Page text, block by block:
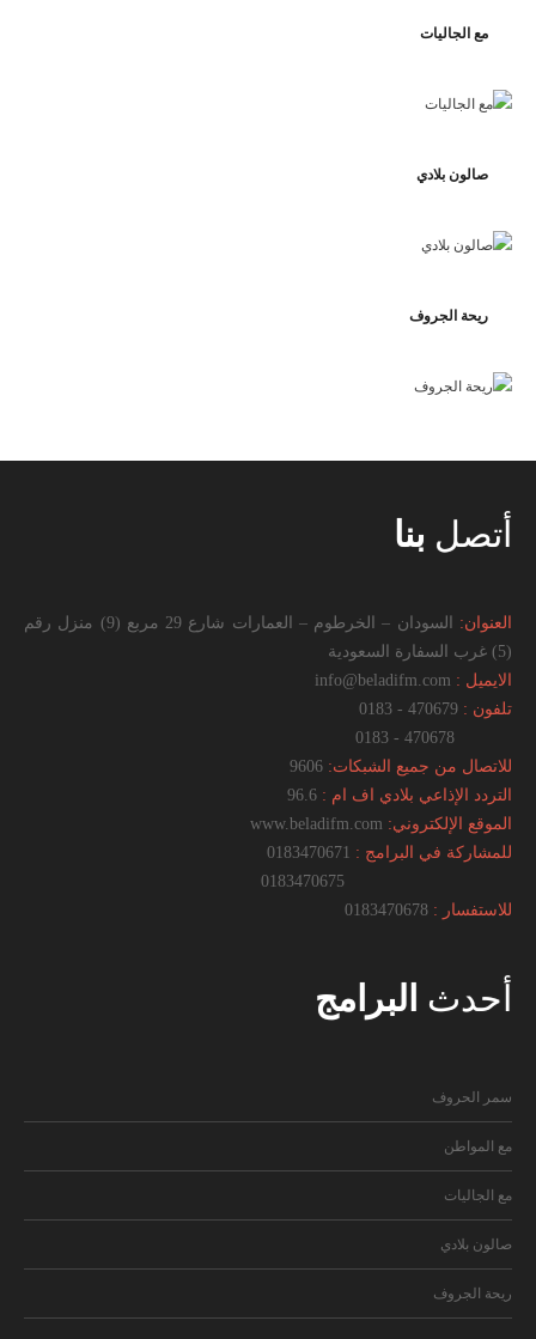
مع الجاليات
صالون بلادي
ريحة الجروف
أتصل بنا
العنوان:
السودان – الخرطوم – العمارات شارع 29 مربع (9) منزل رقم
(5) غرب السفارة السعودية
الايميل :
تلفون :
للاتصال من جميع الشبكات:
التردد الإذاعي بلادي اف ام :
الموقع الإلكتروني:
للمشاركة في البرامج :
للاستفسار :
أحدث البرامج
سمر الحروف
مع المواطن
مع الجاليات
صالون بلادي
ريحة الجروف